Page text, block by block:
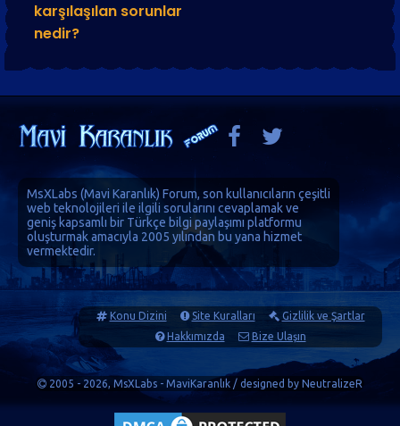
karşılaşılan sorunlar
nedir?
MsXLabs (Mavi Karanlık) Forum, son kullanıcıların çeşitli
web teknolojileri ile ilgili sorularını cevaplamak ve
geniş kapsamlı bir Türkçe bilgi paylaşımı platformu
oluşturmak amacıyla 2005 yılından bu yana hizmet
vermektedir.
Konu Dizini Site Kuralları
Gizlilik ve Şartlar
Hakkımızda
Bize Ulaşın
2005 - 2026, MsXLabs - MaviKaranlık / designed by NeutralizeR